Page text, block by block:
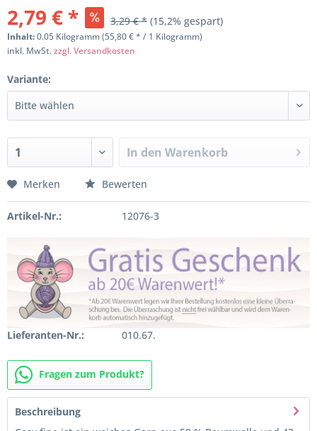
2,79 € * 3,29 € * (15,2% gespart)
Inhalt:0.05 Kilogramm (55,80 € * / 1 Kilogramm)
inkl. MwSt.zzgl. Versandkosten
Variante:
In den Warenkorb
Merken Bewerten
Artikel-Nr.: 12076-3
Lieferanten-Nr.: 010.67.
Fragen zum Produkt?
Beschreibung